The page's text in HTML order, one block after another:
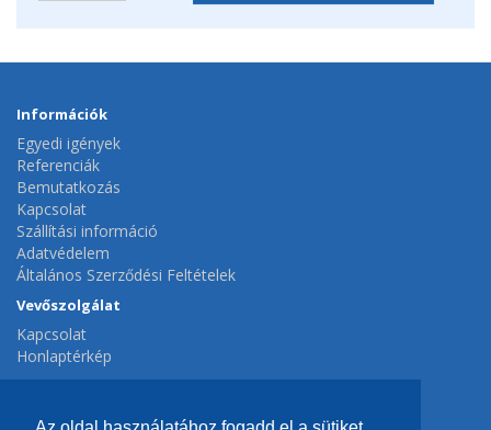
Információk
Egyedi igények
Referenciák
Bemutatkozás
Kapcsolat
Szállítási információ
Adatvédelem
Általános Szerződési Feltételek
Vevőszolgálat
Kapcsolat
Honlaptérkép
Extrák
Gyártók